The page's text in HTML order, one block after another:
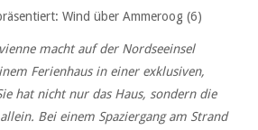
Wind über Ammeroog (6)
macht auf der Nordseeinsel
Ferienhaus in einer exklusiven,
hat nicht nur das Haus, sondern die
Bei einem Spaziergang am Strand